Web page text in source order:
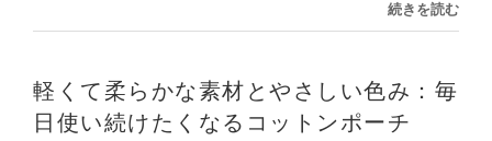
続きを読む
軽くて柔らかな素材とやさしい色み：毎
日使い続けたくなるコットンポーチ